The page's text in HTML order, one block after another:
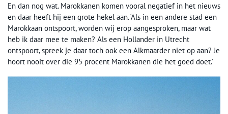
En dan nog wat. Marokkanen komen vooral negatief in het nieuws
en daar heeft hij een grote hekel aan. ‘Als in een andere stad een
Marokkaan ontspoort, worden wij erop aangesproken, maar wat
heb ik daar mee te maken? Als een Hollander in Utrecht
ontspoort, spreek je daar toch ook een Alkmaarder niet op aan? Je
hoort nooit over die 95 procent Marokkanen die het goed doet.’